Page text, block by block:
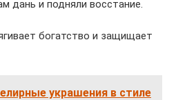
дань и подняли восстание.
богатство и защищает
украшения в стиле